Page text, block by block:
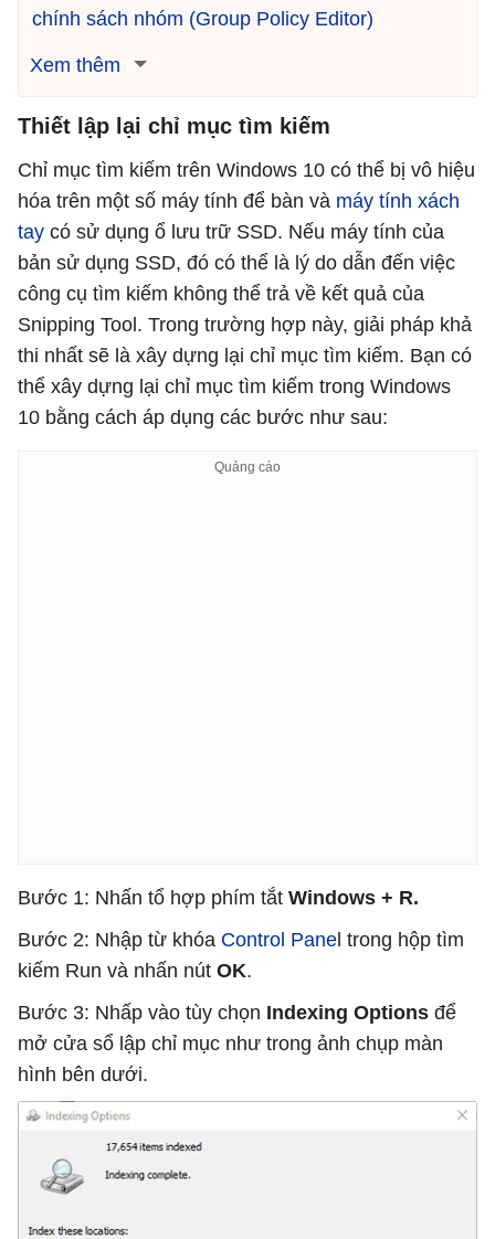
chính sách nhóm (Group Policy Editor)
Xem thêm
Thiết lập lại chỉ mục tìm kiếm
Chỉ mục tìm kiếm trên Windows 10 có thể bị vô hiệu
hóa trên một số máy tính để bàn và máy tính xách
tay có sử dụng ổ lưu trữ SSD. Nếu máy tính của
bản sử dụng SSD, đó có thể là lý do dẫn đến việc
công cụ tìm kiếm không thể trả về kết quả của
Snipping Tool. Trong trường hợp này, giải pháp khả
thi nhất sẽ là xây dựng lại chỉ mục tìm kiếm. Bạn có
thể xây dựng lại chỉ mục tìm kiếm trong Windows
10 bằng cách áp dụng các bước như sau:
Bước 1: Nhấn tổ hợp phím tắt Windows + R.
Bước 2: Nhập từ khóa Control Pane l trong hộp tìm
kiếm Run và nhấn nút OK.
Bước 3: Nhấp vào tùy chọn Indexing Options để
mở cửa sổ lập chỉ mục như trong ảnh chụp màn
hình bên dưới.